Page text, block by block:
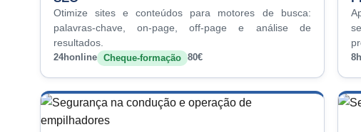
Otimize sites e conteúdos para motores de busca:
palavras-chave, on-page, off-page e análise de
resultados.
24honline Cheque-formação 80€ 8h